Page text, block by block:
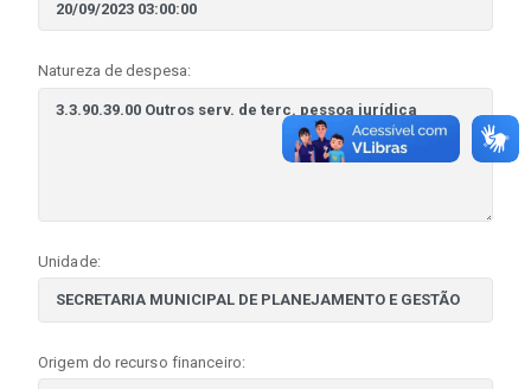
Natureza de despesa:
Unidade:
Origem do recurso financeiro: